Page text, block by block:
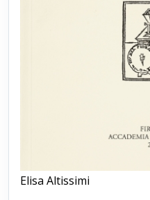
Elisa Altissimi